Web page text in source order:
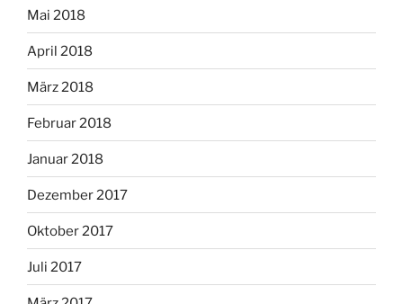
Mai 2018
April 2018
März 2018
Februar 2018
Januar 2018
Dezember 2017
Oktober 2017
Juli 2017